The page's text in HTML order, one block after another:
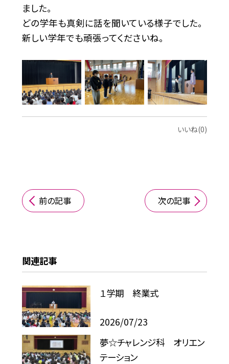
ました。
どの学年も真剣に話を聞いている様子でした。
新しい学年でも頑張ってくださいね。
いいね(0)
前の記事 次の記事
関連記事
１学期 終業式
2026/07/23
夢☆チャレンジ科 オリエン
テーション